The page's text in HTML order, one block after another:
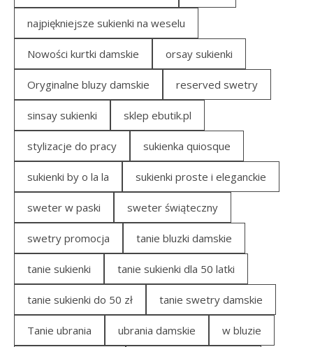
najpiękniejsze sukienki na weselu
Nowości kurtki damskie orsay sukienki
Oryginalne bluzy damskie reserved swetry
sinsay sukienki sklep ebutik.pl
stylizacje do pracy sukienka quiosque
sukienki by o la la sukienki proste i eleganckie
sweter w paski sweter świąteczny
swetry promocja tanie bluzki damskie
tanie sukienki tanie sukienki dla 50 latki
tanie sukienki do 50 zł tanie swetry damskie
Tanie ubrania ubrania damskie w bluzie